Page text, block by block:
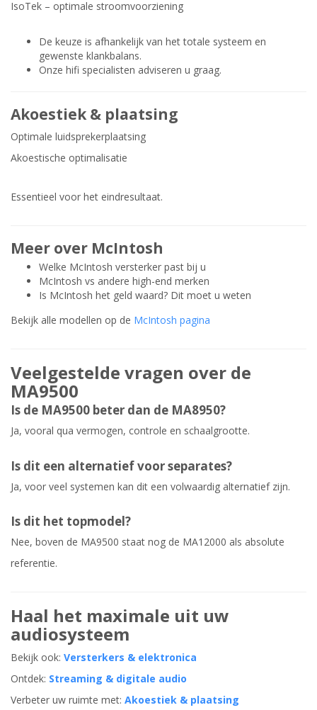
IsoTek – optimale stroomvoorziening
De keuze is afhankelijk van het totale systeem en
gewenste klankbalans.
Onze hifi specialisten adviseren u graag.
Akoestiek & plaatsing
Optimale luidsprekerplaatsing
Akoestische optimalisatie
Essentieel voor het eindresultaat.
Meer over McIntosh
Welke McIntosh versterker past bij u
McIntosh vs andere high-end merken
Is McIntosh het geld waard? Dit moet u weten
Bekijk alle modellen op de McIntosh pagina
Veelgestelde vragen over de
MA9500
Is de MA9500 beter dan de MA8950?
Ja, vooral qua vermogen, controle en schaalgrootte.
Is dit een alternatief voor separates?
Ja, voor veel systemen kan dit een volwaardig alternatief zijn.
Is dit het topmodel?
Nee, boven de MA9500 staat nog de MA12000 als absolute
referentie.
Haal het maximale uit uw
audiosysteem
Bekijk ook: Versterkers & elektronica
Ontdek: Streaming & digitale audio
Verbeter uw ruimte met: Akoestiek & plaatsing